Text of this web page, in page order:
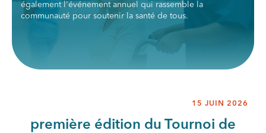
également l'événement annuel qui rassemble la
communauté pour soutenir la santé de tous.
15 JUIN 2026
première édition du Tournoi de